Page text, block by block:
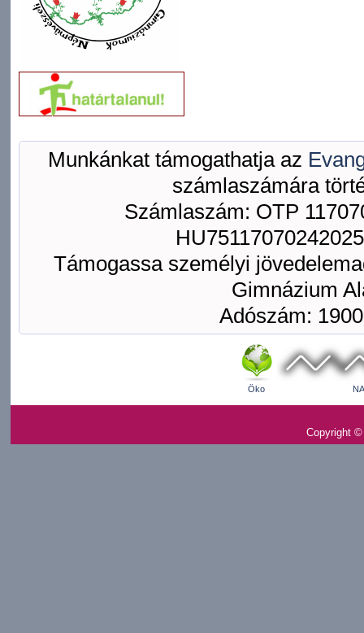
Munkánkat támogathatja az
számlaszámára
Számlaszám: OTP
Támogassa személyi
Gimnázium
Adószám:
Öko
Copyright